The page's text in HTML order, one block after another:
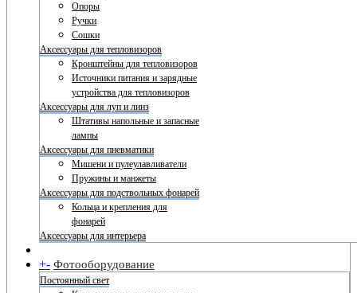
Опоры
Ручки
Сошки
Аксессуары для тепловизоров
Кронштейны для тепловизоров
Источники питания и зарядные
устройства для тепловизоров
Аксессуары для луп и линз
Штативы напольные и запасные
лампы
Аксессуары для пневматики
Мишени и пулеулавливатели
Пружины и манжеты
Аксессуары для подствольных фонарей
Кольца и крепления для
фонарей
Аксессуары для интерьера
+- Фотооборудование
Постоянный свет